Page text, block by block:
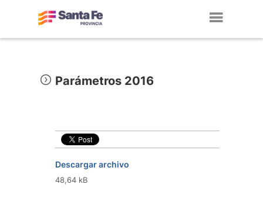
Parámetros 2016
Descargar archivo
48,64 kB